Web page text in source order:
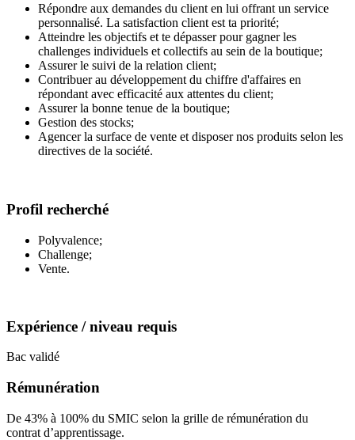
Répondre aux demandes du client en lui offrant un service
personnalisé. La satisfaction client est ta priorité;
Atteindre les objectifs et te dépasser pour gagner les
challenges individuels et collectifs au sein de la boutique;
Assurer le suivi de la relation client;
Contribuer au développement du chiffre d'affaires en
répondant avec efficacité aux attentes du client;
Assurer la bonne tenue de la boutique;
Gestion des stocks;
Agencer la surface de vente et disposer nos produits selon les
directives de la société.
Profil recherché
Polyvalence;
Challenge;
Vente.
Expérience / niveau requis
Bac validé
Rémunération
De 43% à 100% du SMIC selon la grille de rémunération du
contrat d’apprentissage.